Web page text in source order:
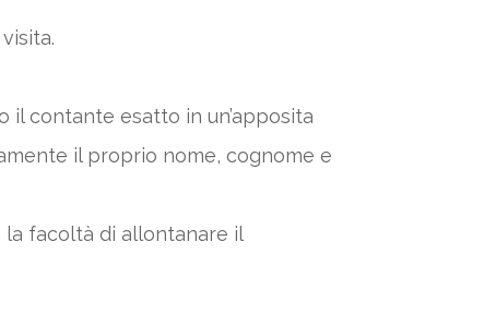
il contante esatto in un’apposita
il proprio nome, cognome e
facoltà di allontanare il